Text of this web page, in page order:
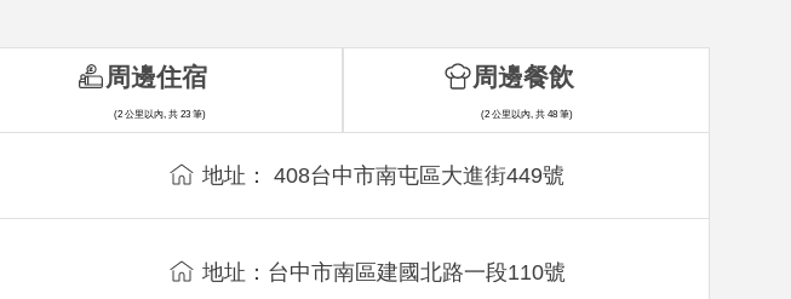
地址： 408台中市南屯區大進街449號
地址：台中市南區建國北路一段110號
周邊住宿
(2 公里以內, 共 23 筆)
周邊餐飲
(2 公里以內, 共 48 筆)